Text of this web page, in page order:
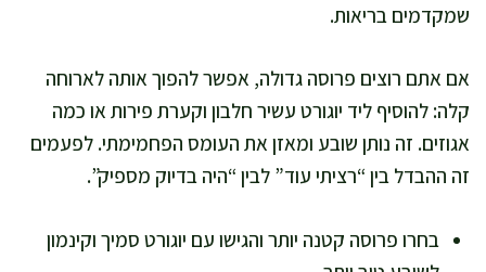
שמקדמים בריאות.
אם אתם רוצים פרוסה גדולה, אפשר להפוך אותה לארוחה
קלה: להוסיף ליד יוגורט עשיר חלבון וקערת פירות או כמה
אגוזים. זה נותן שובע ומאזן את העומס הפחמימתי. לפעמים
זה ההבדל בין “רציתי עוד” לבין “היה בדיוק מספיק”.
בחרו פרוסה קטנה יותר והגישו עם יוגורט סמיך וקינמון